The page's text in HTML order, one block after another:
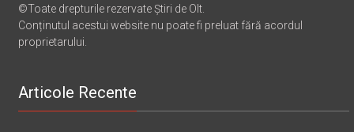
©Toate drepturile rezervate Știri de Olt.
Conținutul acestui website nu poate fi preluat fără acordul
proprietarului.
Articole Recente